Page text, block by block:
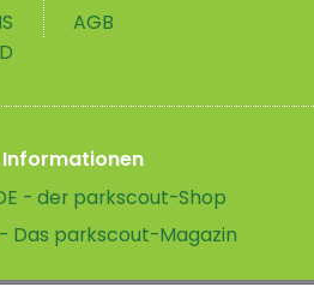
AGB
Informationen
- der parkscout-Shop
Das parkscout-Magazin